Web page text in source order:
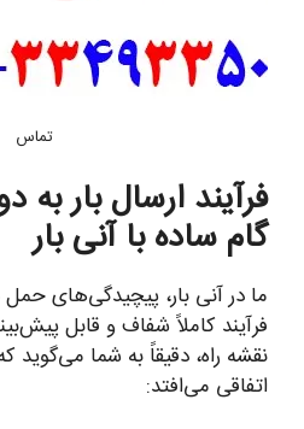
تماس
گام ساده با آنی بار
ما در آنی بار، پیچیدگی‌های حمل
فرآیند کاملاً شفاف و قابل
نقشه راه، دقیقاً به شما
اتفاقی می‌افتد: